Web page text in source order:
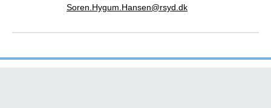
Soren.Hygum.Hansen@rsyd.dk